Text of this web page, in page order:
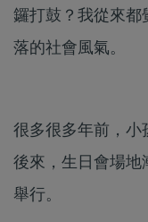
鑼打鼓？我從來都
落的社會風氣。
很多很多年前，小
後來，生日會場地
舉行。